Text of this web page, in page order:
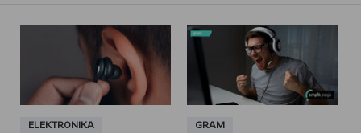
ELEKTRONIKA
GRAM